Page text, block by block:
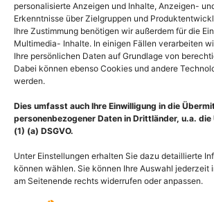
personalisierte Anzeigen und Inhalte, Anzeigen-
Erkenntnisse über Zielgruppen und
Ihre Zustimmung benötigen wir außerdem für die
Multimedia- Inhalte. In einigen Fällen verarbeiten
Ihre persönlichen Daten auf Grundlage von
Dabei können ebenso Cookies und andere
werden.
Dies umfasst auch Ihre Einwilligung in die
personenbezogener Daten in Drittländer, u.a.
(1) (a) DSGVO.
Unter Einstellungen erhalten Sie dazu detaillierte
können wählen. Sie können Ihre Auswahl jederzeit
am Seitenende rechts widerrufen oder anpassen.